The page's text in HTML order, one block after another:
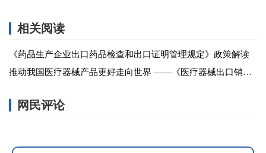
相关阅读
《药品生产企业出口药品检查和出口证明管理规定》政策解读
推动我国医疗器械产品更好走向世界 ——《医疗器械出口销售证明管理规定》亮点浅析
网民评论